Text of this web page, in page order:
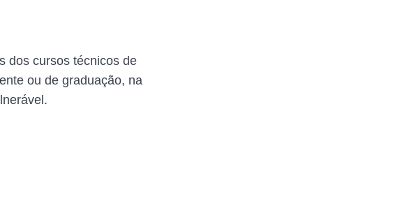
dos cursos técnicos de
ou de graduação, na